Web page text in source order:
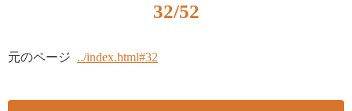
32/52
元のページ ../index.html#32